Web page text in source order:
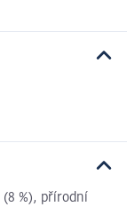
(8 %), přírodní